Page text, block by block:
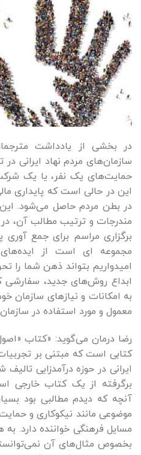
در بخشی از یادداشت
سازمان‌های مردم نهاد ایرانی
حمایت‌های یک نفر، یا یک
این در حالی است که پایداری
در بطن مردم حاصل می‌شود.
مندرجات و ترتیب مطالب آن،
برگزاری مراسم برای جمع
مجموعه ای است از
امیدواریم بتواند ذهن شما را
ابداع روش‌های جدید،
به امکانات و نیازهای سازمان
معمول و مورد استفاده در
رضا درمان می‌گوید: «کتاب
کتابی است که مبتنی بر
ایرانی در حوزه درآمدزایی
برگرفته از یک کتاب خارجی
آنچه که دیدم مطالبی بود
موضوعی مانند نیکوکاری و
مسایل فرهنگی خواننده دارد.
بخصوص مثال‌های آن